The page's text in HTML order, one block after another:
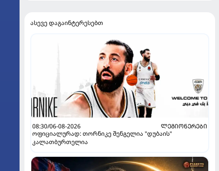
ასევე დაგაინტერესებთ
08:30/06-08-2026
ᲚᲔᲒᲘᲝᲜᲔᲠᲔᲑᲘ
ოფიციალურად: თორნიკე შენგელია "დუბაის"
კალათბურთელია